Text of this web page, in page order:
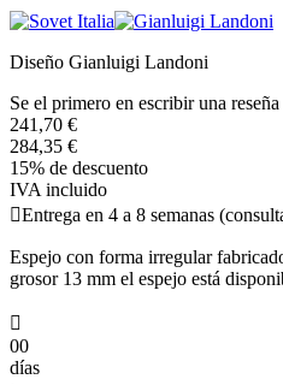
Diseño Gianluigi Landoni
Se el primero en escribir una reseña
241,70 €
284,35 €
15% de descuento
IVA incluido
Entrega en 4 a 8 semanas
Espejo con forma irregular
grosor 13 mm el espejo está

00
días